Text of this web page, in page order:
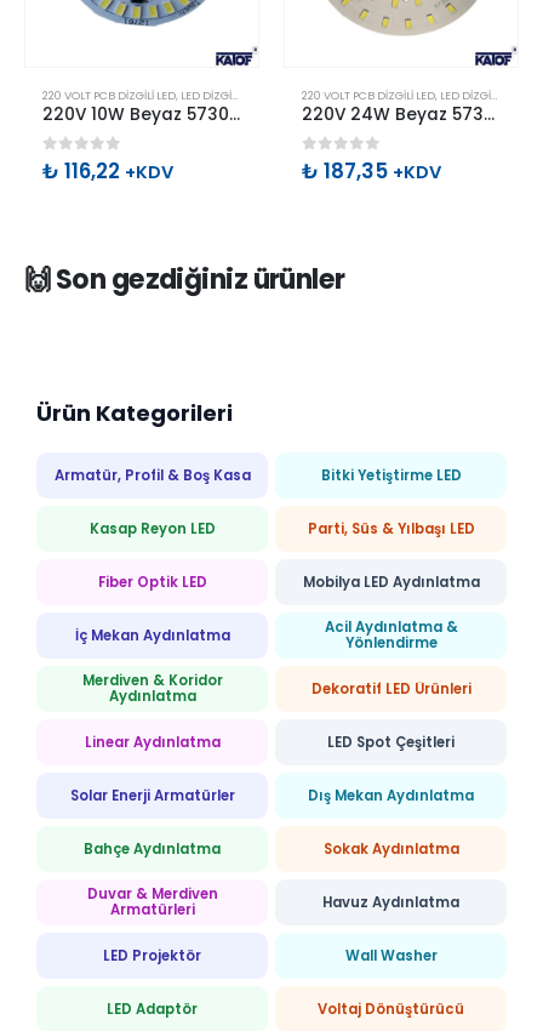
220 VOLT PCB DIZGILI LED, LED DIZGILI HAZIR PCB ÇEŞITLERI
220V 10W Beyaz 5730smd Pcb Led 56mm 24Led
0 out of 5
₺ 116,22 +KDV
220 VOLT PCB DIZGILI LED, LED DIZGILI HAZIR PCB ÇEŞITLERI
220V 24W Beyaz 5730smd Pcb Led 100mm 48Led
0 out of 5
₺ 187,35 +KDV
🙌 Son gezdiğiniz ürünler
Ürün Kategorileri
Armatür, Profil & Boş Kasa Bitki Yetiştirme LED
Kasap Reyon LED Parti, Süs & Yılbaşı LED
Fiber Optik LED Mobilya LED Aydınlatma
İç Mekan Aydınlatma
Acil Aydınlatma &
Yönlendirme
Merdiven & Koridor
Aydınlatma
Dekoratif LED Ürünleri
Linear Aydınlatma LED Spot Çeşitleri
Solar Enerji Armatürler Dış Mekan Aydınlatma
Bahçe Aydınlatma Sokak Aydınlatma
Duvar & Merdiven
Armatürleri
Havuz Aydınlatma
LED Projektör Wall Washer
LED Adaptör Voltaj Dönüştürücü